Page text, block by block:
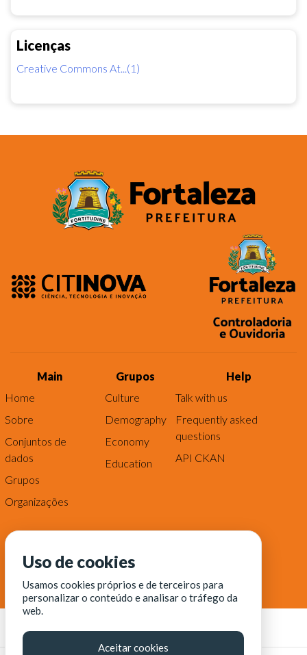
Licenças
Creative Commons At...(1)
Main
Home
Sobre
Conjuntos de
dados
Grupos
Organizações
Grupos
Culture
Demography
Economy
Education
Help
Talk with us
Frequently asked
questions
API CKAN
Uso de cookies
Usamos cookies próprios e de terceiros para
personalizar o conteúdo e analisar o tráfego da
web.
Aceitar cookies